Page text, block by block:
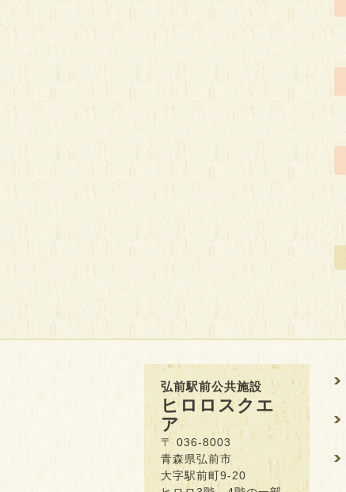
弘前駅前公共施設
ヒロロスクエ
ア
〒 036-8003
青森県弘前市
大字駅前町9-20